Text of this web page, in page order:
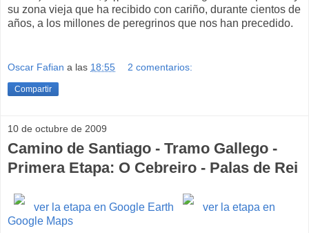
su zona vieja que ha recibido con cariño, durante cientos de
años, a los millones de peregrinos que nos han precedido.
Oscar Fafian a las 18:55 2 comentarios:
Compartir
10 de octubre de 2009
Camino de Santiago - Tramo Gallego -
Primera Etapa: O Cebreiro - Palas de Rei
ver la etapa en Google Earth
ver la etapa en
Google Maps